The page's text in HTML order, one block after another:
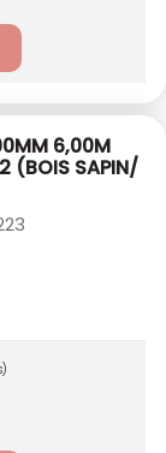
6,00M
(BOIS SAPIN/